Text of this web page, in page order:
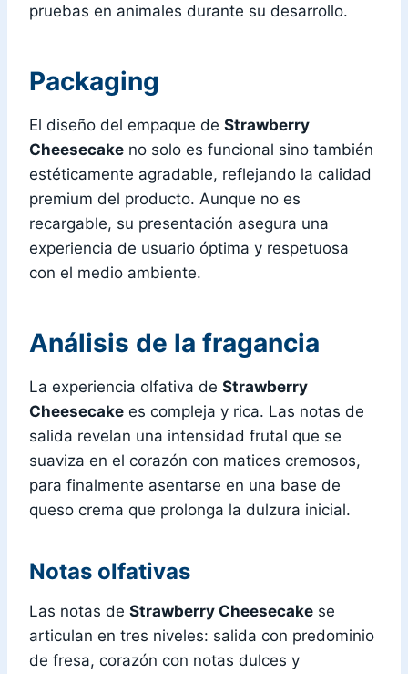
pruebas en animales durante su desarrollo.
Packaging
El diseño del empaque de Strawberry
Cheesecake no solo es funcional sino también
estéticamente agradable, reflejando la calidad
premium del producto. Aunque no es
recargable, su presentación asegura una
experiencia de usuario óptima y respetuosa
con el medio ambiente.
Análisis de la fragancia
La experiencia olfativa de Strawberry
Cheesecake es compleja y rica. Las notas de
salida revelan una intensidad frutal que se
suaviza en el corazón con matices cremosos,
para finalmente asentarse en una base de
queso crema que prolonga la dulzura inicial.
Notas olfativas
Las notas de Strawberry Cheesecake se
articulan en tres niveles: salida con predominio
de fresa, corazón con notas dulces y